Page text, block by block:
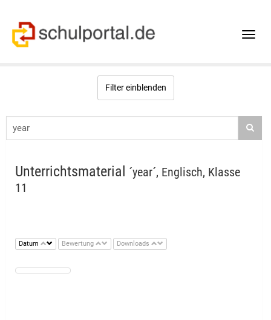
Toggle
Filter einblenden
Unterrichtsmaterial ´year´, Englisch, Klasse
11
Datum Bewertung Downloads